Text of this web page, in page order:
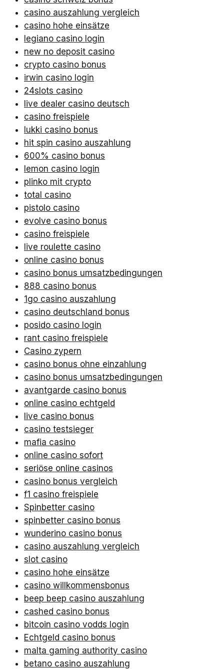
casino auszahlung vergleich
casino hohe einsätze
legiano casino login
new no deposit casino
crypto casino bonus
irwin casino login
24slots casino
live dealer casino deutsch
casino freispiele
lukki casino bonus
hit spin casino auszahlung
600% casino bonus
lemon casino login
plinko mit crypto
total casino
pistolo casino
evolve casino bonus
casino freispiele
live roulette casino
online casino bonus
casino bonus umsatzbedingungen
888 casino bonus
1go casino auszahlung
casino deutschland bonus
posido casino login
rant casino freispiele
Casino zypern
casino bonus ohne einzahlung
casino bonus umsatzbedingungen
avantgarde casino bonus
online casino echtgeld
live casino bonus
casino testsieger
mafia casino
online casino sofort
seriöse online casinos
casino bonus vergleich
f1 casino freispiele
Spinbetter casino
spinbetter casino bonus
wunderino casino bonus
casino auszahlung vergleich
slot casino
casino hohe einsätze
casino willkommensbonus
beep beep casino auszahlung
cashed casino bonus
bitcoin casino vodds login
Echtgeld casino bonus
malta gaming authority casino
betano casino auszahlung